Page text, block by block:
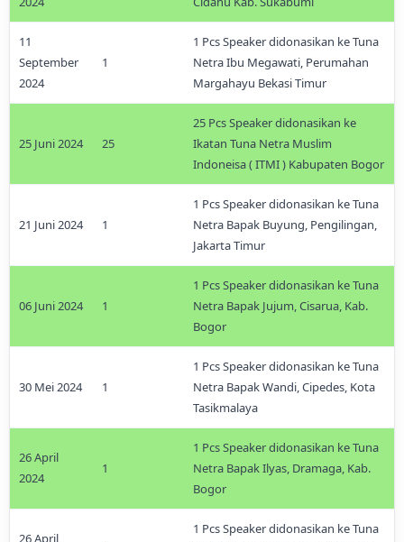
11
September
2024
1
1 Pcs Speaker didonasikan ke Tuna
Netra Ibu Megawati, Perumahan
Margahayu Bekasi Timur
25 Juni 2024 25
25 Pcs Speaker didonasikan ke
Ikatan Tuna Netra Muslim
Indoneisa ( ITMI ) Kabupaten Bogor
21 Juni 2024 1
1 Pcs Speaker didonasikan ke Tuna
Netra Bapak Buyung, Pengilingan,
Jakarta Timur
06 Juni 2024 1
1 Pcs Speaker didonasikan ke Tuna
Netra Bapak Jujum, Cisarua, Kab.
Bogor
30 Mei 2024 1
1 Pcs Speaker didonasikan ke Tuna
Netra Bapak Wandi, Cipedes, Kota
Tasikmalaya
26 April
2024
1
1 Pcs Speaker didonasikan ke Tuna
Netra Bapak Ilyas, Dramaga, Kab.
Bogor
26 April
1 Pcs Speaker didonasikan ke Tuna